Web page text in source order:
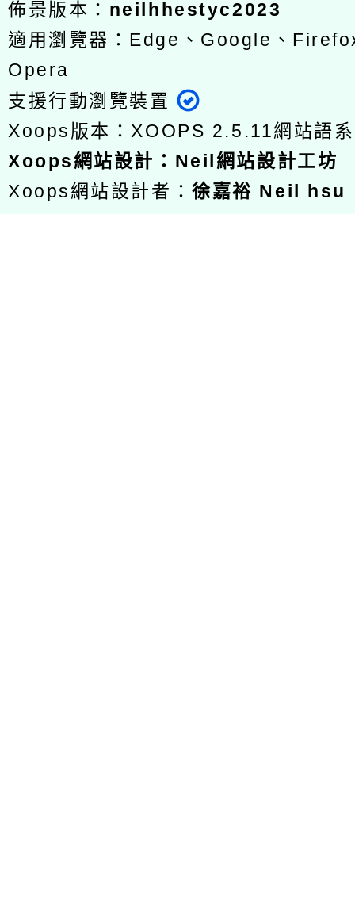
佈景版本： neilhhestyc2023
適用瀏覽器：Edge、Google、
Opera
支援行動瀏覽裝置
Xoops版本： XOOPS 2.5.11網站語
Xoops網站設計 ： Neil網站設計工坊
Xoops網站設計者：徐嘉裕 Neil hsu